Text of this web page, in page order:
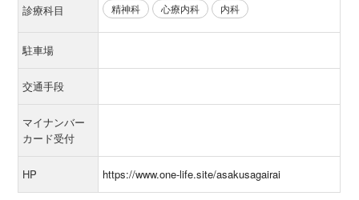
診療科目 精神科 心療内科 内科
駐車場
交通手段
マイナンバー
カード受付
HP https://www.one-life.site/asakusagairai